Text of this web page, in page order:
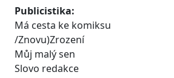
Publicistika:
Má cesta ke komiksu
/Znovu)Zrození
Můj malý sen
Slovo redakce